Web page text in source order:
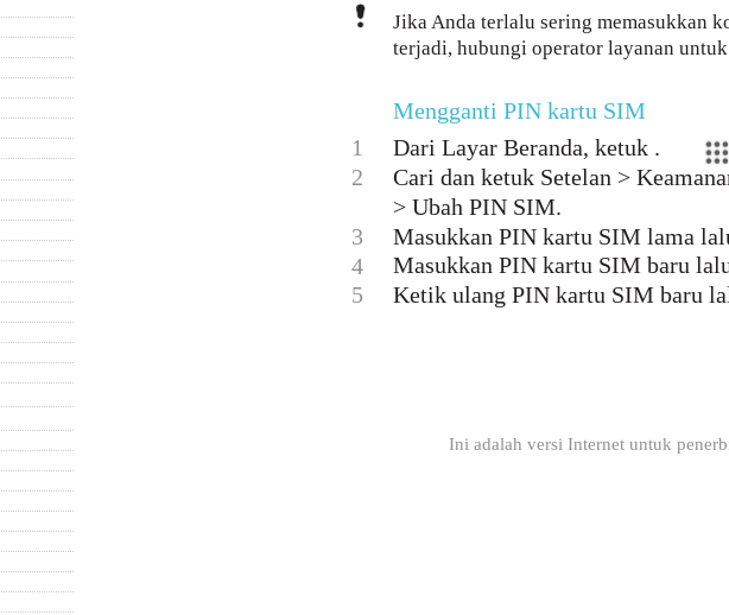
Jika Anda terlalu sering memasukkan
terjadi, hubungi operator layanan
Mengganti PIN kartu SIM
1
Dari Layar Beranda, ketuk .
2
Cari dan ketuk Setelan >
> Ubah PIN SIM.
3
Masukkan PIN kartu SIM lama
4
Masukkan PIN kartu SIM baru
5
Ketik ulang PIN kartu SIM baru
Ini adalah versi Internet untuk